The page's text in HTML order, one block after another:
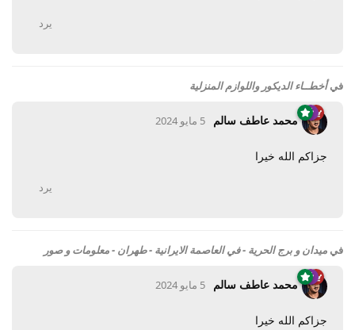
يرد
فيأخطــاء الديكور واللوازم المنزلية
محمد عاطف سالم 5 مايو 2024
جزاكم الله خيرا
يرد
في ميدان و برج الحرية - في العاصمة الايرانية - طهران - معلومات و صور
محمد عاطف سالم 5 مايو 2024
جزاكم الله خيرا